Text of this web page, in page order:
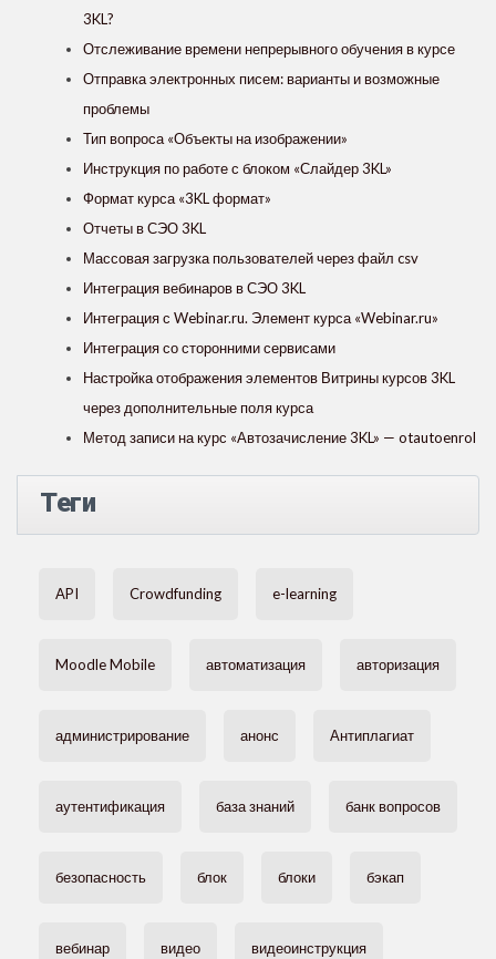
3KL?
Отслеживание времени непрерывного обучения в курсе
Отправка электронных писем: варианты и возможные
проблемы
Тип вопроса «Объекты на изображении»
Инструкция по работе с блоком «Слайдер 3KL»
Формат курса «3KL формат»
Отчеты в СЭО 3KL
Массовая загрузка пользователей через файл csv
Интеграция вебинаров в СЭО 3KL
Интеграция с Webinar.ru. Элемент курса «Webinar.ru»
Интеграция со сторонними сервисами
Настройка отображения элементов Витрины курсов 3KL
через дополнительные поля курса
Метод записи на курс «Автозачисление 3KL» — otautoenrol
Теги
API Crowdfunding e-learning
Moodle Mobile автоматизация авторизация
администрирование анонс Антиплагиат
аутентификация база знаний банк вопросов
безопасность блок блоки бэкап
вебинар видео видеоинструкция